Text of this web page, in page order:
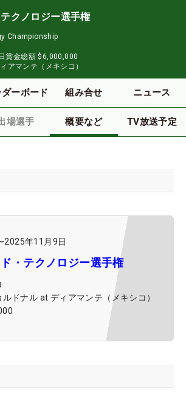
クノロジー選手権
Championship
賞金総額 $6,000,000
アマンテ（メキシコ）
ダーボード 組み合せ ニュース
場選手 概要など TV放送予定
2025年11月9日
・テクノロジー選手権
ルドナル at ディアマンテ（メキシコ）